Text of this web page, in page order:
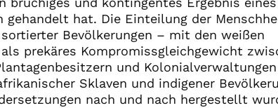
gehandelt hat. Die Einteilung der
Bevölkerungen – mit den weißen
prekäres Kompromissgleichgewicht
und Kolonialverwaltungen
Sklaven und indigener
nach und nach hergestellt